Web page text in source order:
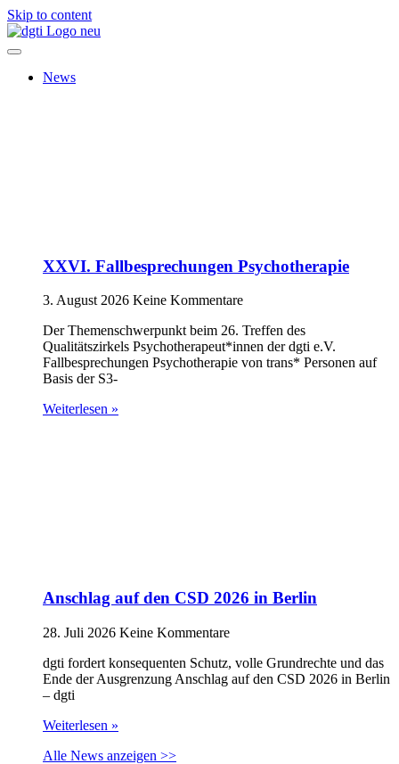
Skip to content
News
XXVI. Fallbesprechungen Psychotherapie
3. August 2026 Keine Kommentare
Der Themenschwerpunkt beim 26. Treffen des
Qualitätszirkels Psychotherapeut*innen der dgti e.V.
Fallbesprechungen Psychotherapie von trans* Personen auf
Basis der S3-
Weiterlesen »
Anschlag auf den CSD 2026 in Berlin
28. Juli 2026 Keine Kommentare
dgti fordert konsequenten Schutz, volle Grundrechte und das
Ende der Ausgrenzung Anschlag auf den CSD 2026 in Berlin
– dgti
Weiterlesen »
Alle News anzeigen >>